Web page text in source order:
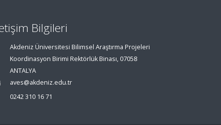
Bilgileri
Akdeniz Üniversitesi Bilimsel Araştırma Projeleri
Koordinasyon Birimi Rektörlük Binası, 07058
ANTALYA
aves@akdeniz.edu.tr
0242 310 16 71